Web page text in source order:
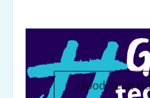
Good Tech